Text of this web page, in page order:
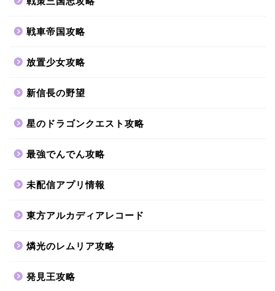
戦車帝国攻略
放置少女攻略
新信長の野望
星のドラゴンクエスト攻略
最強でんでん攻略
未配信アプリ情報
東方アルカディアレコード
燐光のレムリア攻略
発見王攻略